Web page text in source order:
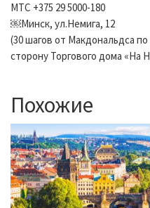
МТС +375 29 5000-180
￼Минск, ул.Немига, 12
(30 шагов от Макдональдса
сторону Торгового дома «На
Похожие